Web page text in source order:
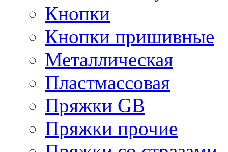
Кнопки
Кнопки пришивные
Металлическая
Пластмассовая
Пряжки GB
Пряжки прочие